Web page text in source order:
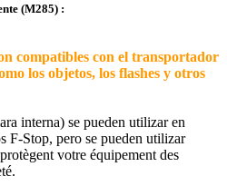
(M285) :
compatibles con el transportador
los objetos, los flashes y otros
interna) se pueden utilizar en
F-Stop, pero se pueden utilizar
votre équipement des